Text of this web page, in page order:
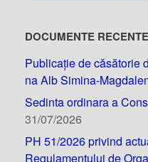
DOCUMENTE RECENTE
Publicație de căsătorie
na Alb Simina-
Sedinta ordinara a
31/07/2026
PH 51/2026 privind
Regulamentului de